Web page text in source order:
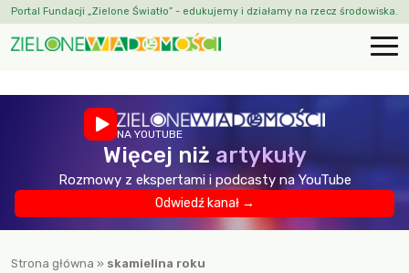
Portal Fundacji „Zielone Światło” - edukujemy i działamy na rzecz środowiska.
NA YOUTUBE
Więcej niż artykuły
Rozmowy z ekspertami i podcasty na YouTube
Odwiedź kanał →
Strona główna » skamielina roku